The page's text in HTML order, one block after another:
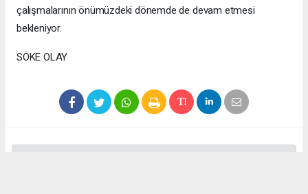
çalışmalarının önümüzdeki dönemde de devam etmesi
bekleniyor.
SÖKE OLAY